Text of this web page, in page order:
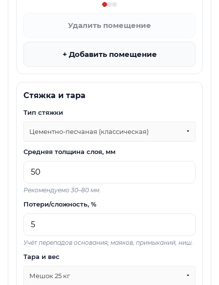
Удалить помещение
+ Добавить помещение
Стяжка и тара
Тип стяжки
Цементно-песчаная (классическая)
Средняя толщина слоя, мм
Рекомендуемо 30–80 мм.
Потери/сложность, %
Учёт перепадов основания, маяков, примыканий, ниш.
Тара и вес
Мешок 25 кг